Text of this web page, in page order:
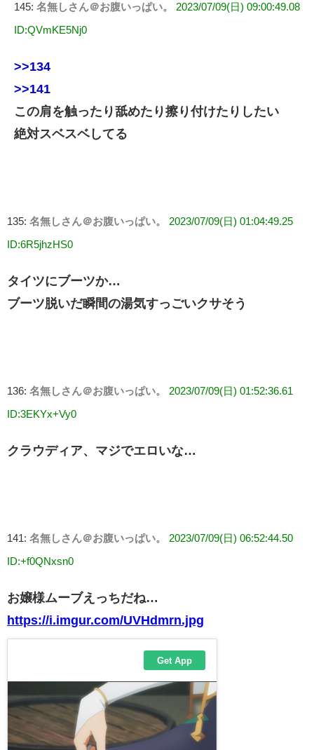
145: 名無しさん＠お腹いっぱい。 2023/07/09(日) 09:00:49.08
ID:QVmKE5Nj0
>>134
>>141
この肩を触ったり舐めたり擦り付けたりしたい
絶対スベスベしてる
135: 名無しさん＠お腹いっぱい。 2023/07/09(日) 01:04:49.25
ID:6R5jhzHS0
タイツにブーツか…
ブーツ脱いだ瞬間の湯気すっごいクサそう
136: 名無しさん＠お腹いっぱい。 2023/07/09(日) 01:52:36.61
ID:3EKYx+Vy0
クラウディア、マジでエロいな…
141: 名無しさん＠お腹いっぱい。 2023/07/09(日) 06:52:44.50
ID:+f0QNxsn0
お嬢様ムーブえっちだね…
https://i.imgur.com/UVHdmrn.jpg